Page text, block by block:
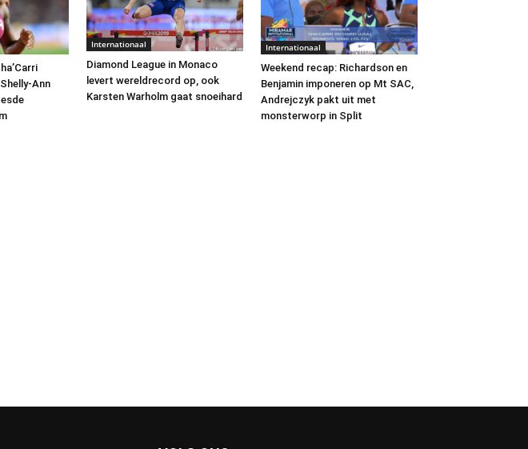
Ann
Internationaal
Diamond League in Monaco
levert wereldrecord op, ook
Karsten Warholm gaat snoeihard
Internationaal
Weekend recap: Richardson en
Benjamin imponeren op Mt SAC,
Andrejczyk pakt uit met
monsterworp in Split